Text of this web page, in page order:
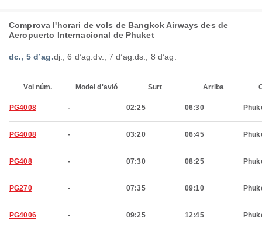
Comprova l'horari de vols de Bangkok Airways des de
Aeropuerto Internacional de Phuket
dc., 5 d’ag.dj., 6 d’ag.dv., 7 d’ag.ds., 8 d’ag.
Vol núm. Model d'avió Surt Arriba
PG4008 - 02:25 06:30
PG4008 - 03:20 06:45
PG408 - 07:30 08:25
PG270 - 07:35 09:10
PG4006 - 09:25 12:45